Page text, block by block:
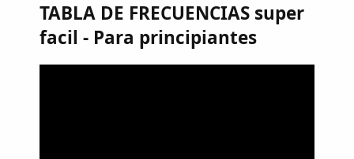
TABLA DE FRECUENCIAS super
facil - Para principiantes